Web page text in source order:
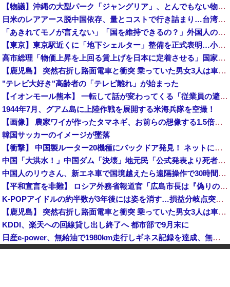
【物議】沖縄の大型パーク「ジャングリア」、とんでもない物を投入してしまう！！！！！
日米のレアアース脱中国依存、量とコストで行き詰まり…台湾メディア！他
「あきれてモノが言えない」「国を維持できるの？」外国人の永住許可要件の厳格化で在日中国人の本音は？
【東京】東京駅近くに「地下シェルター」整備を正式表明…小池百合子知事「多くの方が滞在、施設整備の効果高い」
高市総理「物価上昇を上回る賃上げを日本に定着させる」国家公務員月給3.51％増へ 地方公務員も追随する見通し
【鹿児島】 突然右折し路面電車と衝突 乗っていた男女3人は車を放置しダッシュで逃走中
"テレビ大好き"高齢者の「テレビ離れ」が始まった
【イオンモール熊本】 一転して話が変わってくる「従業員の避難誘導の証言が複数」イオン側が社内規定に抵触していた疑い
1944年7月、グアム島に上陸作戦を展開する米海兵隊を空撮！
【画像】 農家ワイが作ったタマネギ、お前らの想像する1.5倍はデカいぞ
韓国サッカーのイメージが墜落
【衝撃】 中国製ルーター20機種にバックドア発見！ ネットに繋ぐだけで35秒ごとに中国のサーバーと通信
中国「大洪水！」中国ダム「決壊」地元民「公式発表より死者多い！」中国政府「住民拘束！（安否不明」中国当局「救助隊動画も削除」台風13号「三峡ダム接近中」→
中国人のリウさん、新エネ車で国境越えたら遠隔操作で30時間ロックされる！
【平和宣言を非難】 ロシア外務省報道官「広島市長は『偽りの呪文』繰り返している」
K-POPアイドルの約半数が3年後には姿を消す…損益分岐点突破は4％未満
【鹿児島】 突然右折し路面電車と衝突 乗っていた男女3人は車を放置しダッシュで逃走中
KDDI、楽天への回線貸し出し終了へ 都市部で9月末に
日産e-power、無給油で1980km走行しギネス記録を達成、無駄な発電や送電ロスなくEVよりエコを証明
【動画】 広島記念公園を追い出された左翼さん、流石にキモすぎて炎上